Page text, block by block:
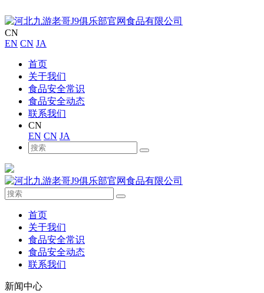
CN
EN CN JA
首页
关于我们
食品安全常识
食品安全动态
联系我们
CN
EN CN JA
首页
关于我们
食品安全常识
食品安全动态
联系我们
新闻中心